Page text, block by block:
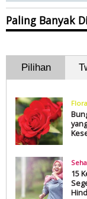
Paling Banyak
Pilihan
Flora
15